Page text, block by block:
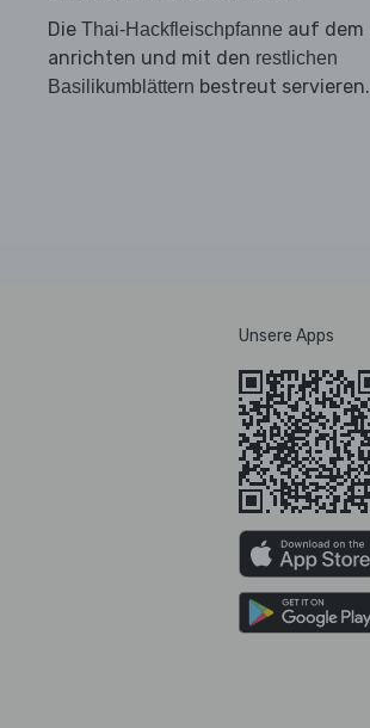
Die Thai-Hackfleischpfanne auf dem
anrichten und mit den restlichen
Basilikumblättern bestreut servieren.
Unsere Apps